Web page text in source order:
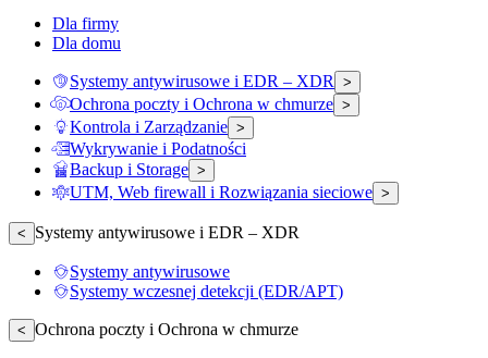
Dla firmy
Dla domu
Systemy antywirusowe i EDR – XDR >
Ochrona poczty i Ochrona w chmurze >
Kontrola i Zarządzanie >
Wykrywanie i Podatności
Backup i Storage >
UTM, Web firewall i Rozwiązania sieciowe >
< Systemy antywirusowe i EDR – XDR
Systemy antywirusowe
Systemy wczesnej detekcji (EDR/APT)
< Ochrona poczty i Ochrona w chmurze